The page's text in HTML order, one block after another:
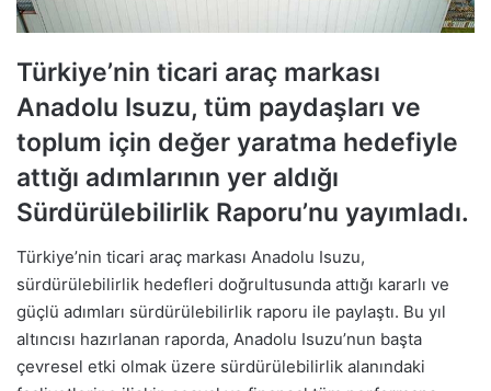
Türkiye’nin ticari araç markası
Anadolu Isuzu, tüm paydaşları ve
toplum için değer yaratma hedefiyle
attığı adımlarının yer aldığı
Sürdürülebilirlik Raporu’nu yayımladı.
Türkiye’nin ticari araç markası Anadolu Isuzu,
sürdürülebilirlik hedefleri doğrultusunda attığı kararlı ve
güçlü adımları sürdürülebilirlik raporu ile paylaştı. Bu yıl
altıncısı hazırlanan raporda, Anadolu Isuzu’nun başta
çevresel etki olmak üzere sürdürülebilirlik alanındaki